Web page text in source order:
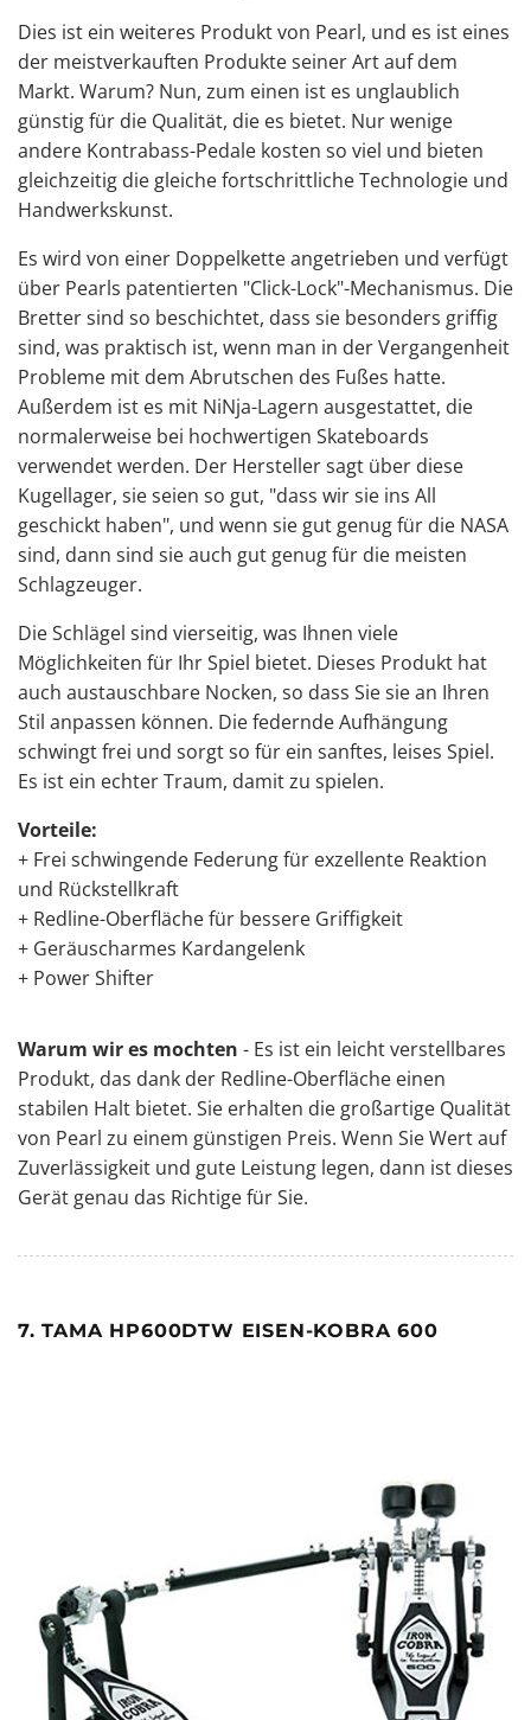
Dies ist ein weiteres Produkt von Pearl, und es ist eines
der meistverkauften Produkte seiner Art auf dem
Markt. Warum? Nun, zum einen ist es unglaublich
günstig für die Qualität, die es bietet. Nur wenige
andere Kontrabass-Pedale kosten so viel und bieten
gleichzeitig die gleiche fortschrittliche Technologie und
Handwerkskunst.
Es wird von einer Doppelkette angetrieben und verfügt
über Pearls patentierten "Click-Lock"-Mechanismus. Die
Bretter sind so beschichtet, dass sie besonders griffig
sind, was praktisch ist, wenn man in der Vergangenheit
Probleme mit dem Abrutschen des Fußes hatte.
Außerdem ist es mit NiNja-Lagern ausgestattet, die
normalerweise bei hochwertigen Skateboards
verwendet werden. Der Hersteller sagt über diese
Kugellager, sie seien so gut, "dass wir sie ins All
geschickt haben", und wenn sie gut genug für die NASA
sind, dann sind sie auch gut genug für die meisten
Schlagzeuger.
Die Schlägel sind vierseitig, was Ihnen viele
Möglichkeiten für Ihr Spiel bietet. Dieses Produkt hat
auch austauschbare Nocken, so dass Sie sie an Ihren
Stil anpassen können. Die federnde Aufhängung
schwingt frei und sorgt so für ein sanftes, leises Spiel.
Es ist ein echter Traum, damit zu spielen.
Vorteile:
+ Frei schwingende Federung für exzellente Reaktion
und Rückstellkraft
+ Redline-Oberfläche für bessere Griffigkeit
+ Geräuscharmes Kardangelenk
+ Power Shifter
Warum wir es mochten - Es ist ein leicht verstellbares
Produkt, das dank der Redline-Oberfläche einen
stabilen Halt bietet. Sie erhalten die großartige Qualität
von Pearl zu einem günstigen Preis. Wenn Sie Wert auf
Zuverlässigkeit und gute Leistung legen, dann ist dieses
Gerät genau das Richtige für Sie.
7. TAMA HP600DTW EISEN-KOBRA 600